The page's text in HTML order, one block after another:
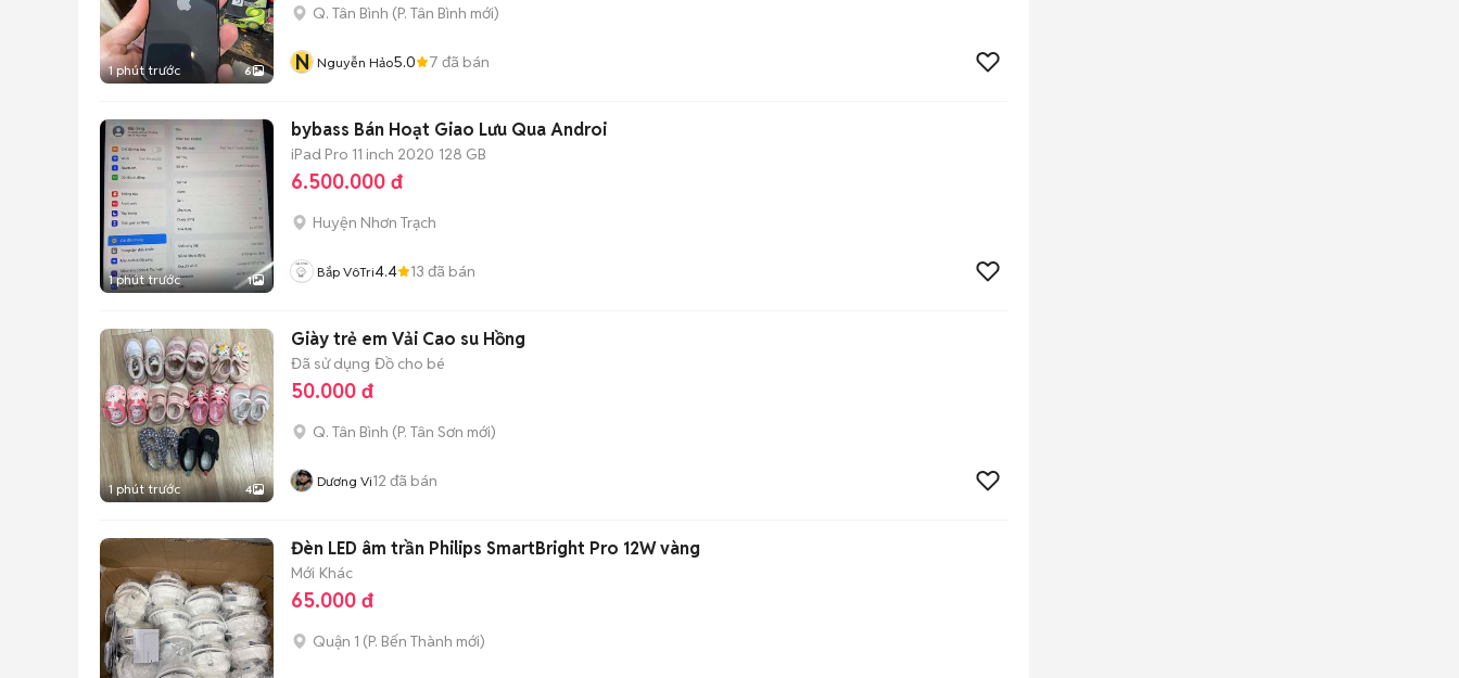
1 phút trước 6
Q. Tân Bình (P. Tân Bình mới)
N Nguyễn Hảo5.0 7 đã bán
1 phút trước 1
bybass Bán Hoạt Giao Lưu Qua Androi
iPad Pro 11 inch 2020 128 GB
6.500.000 đ
Huyện Nhơn Trạch
Bắp VôTri4.4 13 đã bán
1 phút trước 4
Giày trẻ em Vải Cao su Hồng
Đã sử dụng Đồ cho bé
50.000 đ
Q. Tân Bình (P. Tân Sơn mới)
Dương Vi12 đã bán
Đèn LED âm trần Philips SmartBright Pro 12W vàng
Mới Khác
65.000 đ
Quận 1 (P. Bến Thành mới)